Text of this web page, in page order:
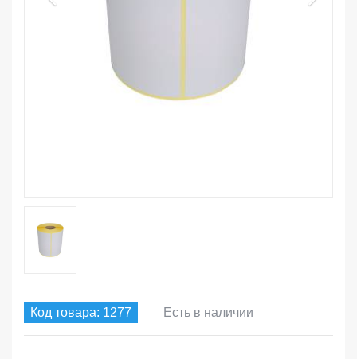
Код товара: 1277 Есть в наличии